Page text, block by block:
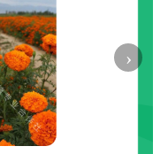
›